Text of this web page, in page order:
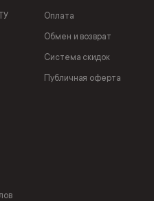
Оплата
Обмен и возврат
Система скидок
Публичная оферта